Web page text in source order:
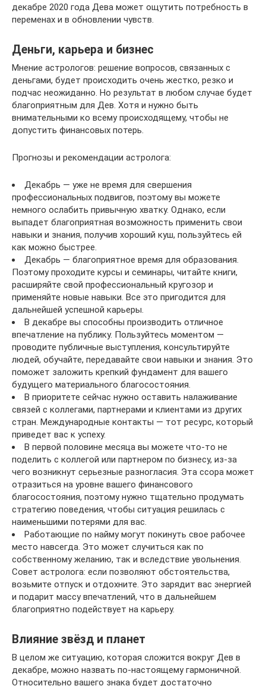
декабре 2020 года Дева может ощутить потребность в
переменах и в обновлении чувств.
Деньги, карьера и бизнес
Мнение астрологов: решение вопросов, связанных с
деньгами, будет происходить очень жестко, резко и
подчас неожиданно. Но результат в любом случае будет
благоприятным для Дев. Хотя и нужно быть
внимательными ко всему происходящему, чтобы не
допустить финансовых потерь.
Прогнозы и рекомендации астролога:
Декабрь — уже не время для свершения
профессиональных подвигов, поэтому вы можете
немного ослабить привычную хватку. Однако, если
выпадет благоприятная возможность применить свои
навыки и знания, получив хороший куш, пользуйтесь ей
как можно быстрее.
Декабрь — благоприятное время для образования.
Поэтому проходите курсы и семинары, читайте книги,
расширяйте свой профессиональный кругозор и
применяйте новые навыки. Все это пригодится для
дальнейшей успешной карьеры.
В декабре вы способны производить отличное
впечатление на публику. Пользуйтесь моментом —
проводите публичные выступления, консультируйте
людей, обучайте, передавайте свои навыки и знания. Это
поможет заложить крепкий фундамент для вашего
будущего материального благосостояния.
В приоритете сейчас нужно оставить налаживание
связей с коллегами, партнерами и клиентами из других
стран. Международные контакты — тот ресурс, который
приведет вас к успеху.
В первой половине месяца вы можете что-то не
поделить с коллегой или партнером по бизнесу, из-за
чего возникнут серьезные разногласия. Эта ссора может
отразиться на уровне вашего финансового
благосостояния, поэтому нужно тщательно продумать
стратегию поведения, чтобы ситуация решилась с
наименьшими потерями для вас.
Работающие по найму могут покинуть свое рабочее
место навсегда. Это может случиться как по
собственному желанию, так и вследствие увольнения.
Совет астролога: если позволяют обстоятельства,
возьмите отпуск и отдохните. Это зарядит вас энергией
и подарит массу впечатлений, что в дальнейшем
благоприятно подействует на карьеру.
Влияние звёзд и планет
В целом же ситуацию, которая сложится вокруг Дев в
декабре, можно назвать по-настоящему гармоничной.
Относительно вашего знака будет достаточно